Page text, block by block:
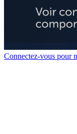
Connectez-vous pour